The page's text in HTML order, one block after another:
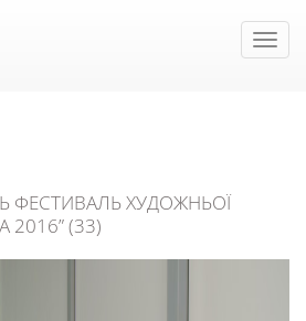
Toggle
ФЕСТИВАЛЬ ХУДОЖНЬОЇ
2016” (33)